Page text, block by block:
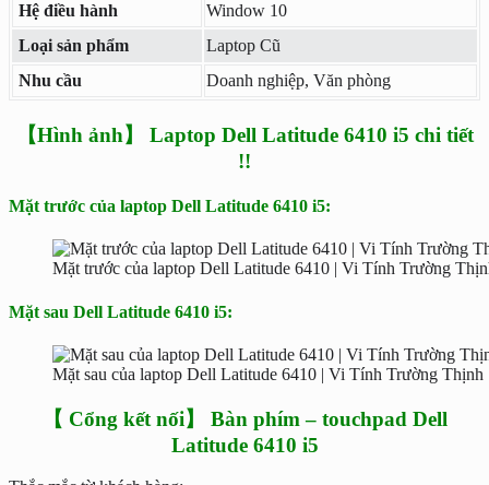
Hệ điều hành
Window 10
Loại sản phẩm
Laptop Cũ
Nhu cầu
Doanh nghiệp, Văn phòng
【Hình ảnh】 Laptop Dell Latitude 6410 i5 chi tiết
!!
Mặt trước của laptop Dell Latitude 6410 i5:
Mặt trước của laptop Dell Latitude 6410 | Vi Tính Trường
Mặt sau Dell Latitude 6410 i5:
Mặt sau của laptop Dell Latitude 6410 | Vi Tính Trường Thịnh
【 Cổng kết nối】 Bàn phím – touchpad Dell
Latitude 6410 i5